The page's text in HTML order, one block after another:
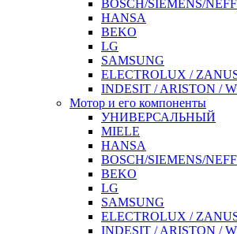
BOSCH/SIEMENS/NEFF
HANSA
BEKO
LG
SAMSUNG
ELECTROLUX /
INDESIT / ARISTON /
Мотор и его компоненты
УНИВЕРСАЛЬНЫЙ
MIELE
HANSA
BOSCH/SIEMENS/NEFF
BEKO
LG
SAMSUNG
ELECTROLUX /
INDESIT / ARISTON /